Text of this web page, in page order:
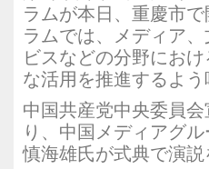
ラムが本日、重慶市
ラムでは、メディア
ビスなどの分野にお
な活用を推進するよう
中国共産党中央委員
り、中国メディアグ
慎海雄氏が式典で演説